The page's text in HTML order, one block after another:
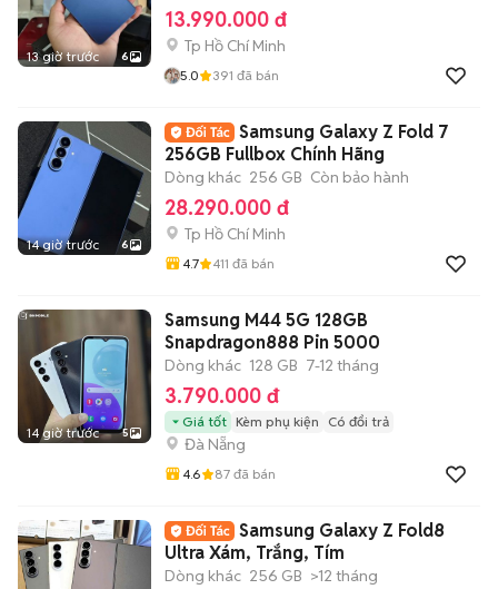
13 giờ trước 6
13.990.000 đ
Tp Hồ Chí Minh
5.0 391 đã bán
14 giờ trước 6
Samsung Galaxy Z Fold 7
256GB Fullbox Chính Hãng
Dòng khác 256 GB Còn bảo hành
28.290.000 đ
Tp Hồ Chí Minh
4.7 411 đã bán
14 giờ trước 5
Samsung M44 5G 128GB
Snapdragon888 Pin 5000
Dòng khác 128 GB 7-12 tháng
3.790.000 đ
Giá tốt Kèm phụ kiện Có đổi trả
Đà Nẵng
4.6 87 đã bán
Samsung Galaxy Z Fold8
Ultra Xám, Trắng, Tím
Dòng khác 256 GB >12 tháng